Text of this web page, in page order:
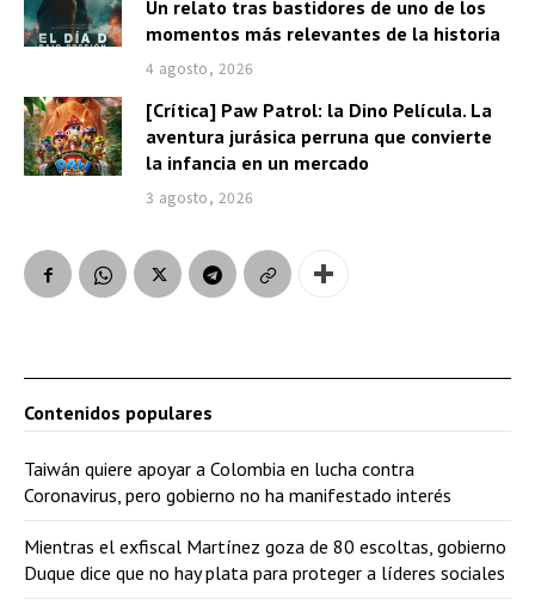
Un relato tras bastidores de uno de los
momentos más relevantes de la historia
4 agosto, 2026
[Crítica] Paw Patrol: la Dino Película. La
aventura jurásica perruna que convierte
la infancia en un mercado
3 agosto, 2026
Contenidos populares
Taiwán quiere apoyar a Colombia en lucha contra
Coronavirus, pero gobierno no ha manifestado interés
Mientras el exfiscal Martínez goza de 80 escoltas, gobierno
Duque dice que no hay plata para proteger a líderes sociales